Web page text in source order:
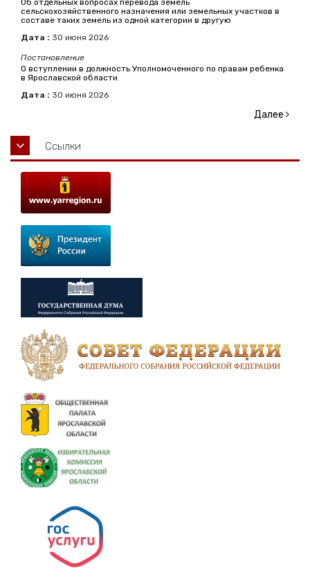
Об отдельных вопросах перевода земель
сельскохозяйственного назначения или земельных участков в
составе таких земель из одной категории в другую
Дата : 30 июня 2026
Постановление
О вступлении в должность Уполномоченного по правам ребенка
в Ярославской области
Дата : 30 июня 2026
Далее
Ссылки